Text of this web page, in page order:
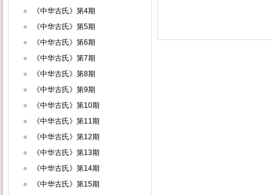
《中华古氏》第4期
《中华古氏》第5期
《中华古氏》第6期
《中华古氏》第7期
《中华古氏》第8期
《中华古氏》第9期
《中华古氏》第10期
《中华古氏》第11期
《中华古氏》第12期
《中华古氏》第13期
《中华古氏》第14期
《中华古氏》第15期